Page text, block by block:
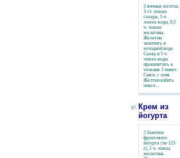
3 яичных желтка,
3 ст. ложки
сахара, 5 ч.
ложек воды, 0,5
ч. ложки
желатина.
Желатин
замочить в
холодной воде.
Сахар и 5 ч.
ложек воды
прокипятить в
течение 3 минут.
Снять с огня.
Желтки взбить
миксе...
Крем из
йогурта
2 баночки
фруктового
йогурта (по 125
г), 1 ч. ложка
желатина.